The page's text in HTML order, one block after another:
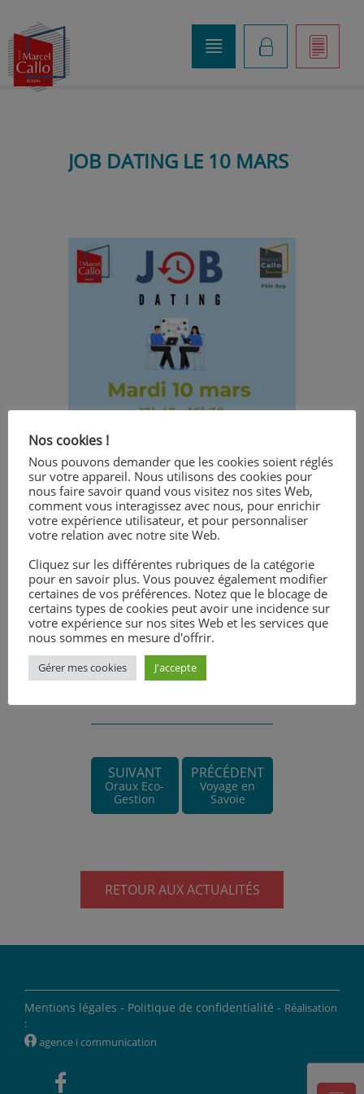
]
K
o
JOB DATING LE 10 MARS
SUIVANT
Oraux Eco-
Gestion
PRÉCÉDENT
Voyage en
Savoie
RETOUR AUX ACTUALITÉS
Mentions légales - Politique de confidentialité - Réalisation
:
W agence i communication
'
Nos cookies !
Nous pouvons demander que les cookies soient réglés
sur votre appareil. Nous utilisons des cookies pour
nous faire savoir quand vous visitez nos sites Web,
comment vous interagissez avec nous, pour enrichir
votre expérience utilisateur, et pour personnaliser
votre relation avec notre site Web.
Cliquez sur les différentes rubriques de la catégorie
pour en savoir plus. Vous pouvez également modifier
certaines de vos préférences. Notez que le blocage de
certains types de cookies peut avoir une incidence sur
votre expérience sur nos sites Web et les services que
nous sommes en mesure d'offrir.
Gérer mes cookies J'accepte